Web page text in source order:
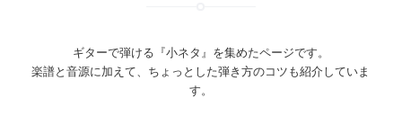
ギターで弾ける『小ネタ』を集めたページです。
楽譜と音源に加えて、ちょっとした弾き方のコツも紹介していま
す。